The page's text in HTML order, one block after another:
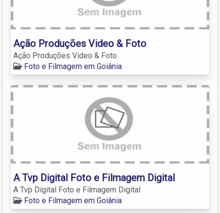
Ação Produções Video & Foto
Ação Produções Video & Foto
Foto e Filmagem em Goiânia
A Tvp Digital Foto e Filmagem Digital
A Tvp Digital Foto e Filmagem Digital
Foto e Filmagem em Goiânia